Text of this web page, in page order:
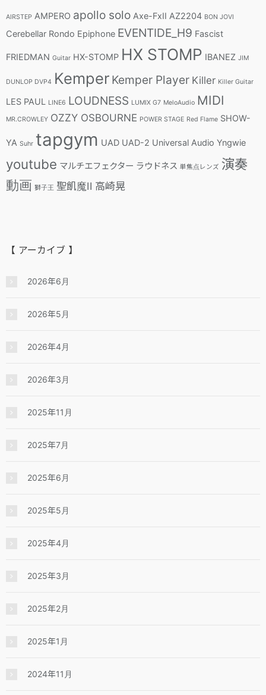
AIRSTEP AMPERO apollo solo Axe-FxII AZ2204 BON JOVI
Cerebellar Rondo Epiphone EVENTIDE_H9 Fascist
FRIEDMAN Guitar HX-STOMP HX STOMP IBANEZ JIM
DUNLOP DVP4 Kemper Kemper Player Killer Killer Guitar
LES PAUL LINE6 LOUDNESS LUMIX G7 MeloAudio MIDI
MR.CROWLEY OZZY OSBOURNE POWER STAGE Red Flame SHOW-
YA Suhr tapgym UAD UAD-2 Universal Audio Yngwie
youtube マルチエフェクター ラウドネス 単焦点レンズ 演奏
動画 獅子王 聖飢魔II 高崎晃
【 アーカイブ 】
2026年6月
2026年5月
2026年4月
2026年3月
2025年11月
2025年7月
2025年6月
2025年5月
2025年4月
2025年3月
2025年2月
2025年1月
2024年11月